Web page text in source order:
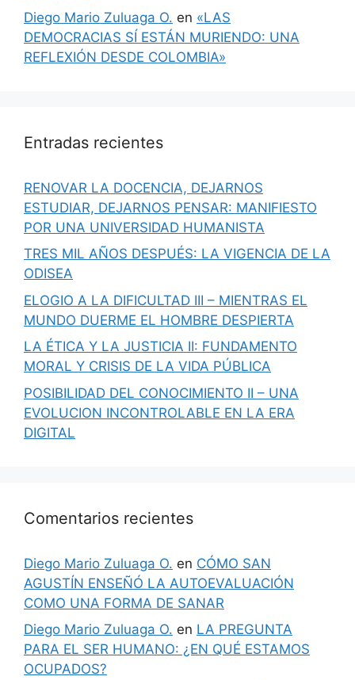
Diego Mario Zuluaga O. en «LAS
DEMOCRACIAS SÍ ESTÁN MURIENDO: UNA
REFLEXIÓN DESDE COLOMBIA»
Entradas recientes
RENOVAR LA DOCENCIA, DEJARNOS
ESTUDIAR, DEJARNOS PENSAR: MANIFIESTO
POR UNA UNIVERSIDAD HUMANISTA
TRES MIL AÑOS DESPUÉS: LA VIGENCIA DE LA
ODISEA
ELOGIO A LA DIFICULTAD III – MIENTRAS EL
MUNDO DUERME EL HOMBRE DESPIERTA
LA ÉTICA Y LA JUSTICIA II: FUNDAMENTO
MORAL Y CRISIS DE LA VIDA PÚBLICA
POSIBILIDAD DEL CONOCIMIENTO II – UNA
EVOLUCION INCONTROLABLE EN LA ERA
DIGITAL
Comentarios recientes
Diego Mario Zuluaga O. en CÓMO SAN
AGUSTÍN ENSEÑÓ LA AUTOEVALUACIÓN
COMO UNA FORMA DE SANAR
Diego Mario Zuluaga O. en LA PREGUNTA
PARA EL SER HUMANO: ¿EN QUÉ ESTAMOS
OCUPADOS?